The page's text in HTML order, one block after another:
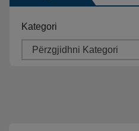
Kategori